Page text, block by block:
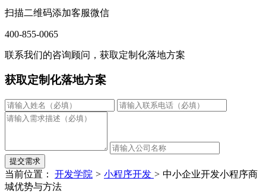
扫描二维码添加客服微信
400-855-0065
联系我们的咨询顾问，获取定制化落地方案
获取定制化落地方案
提交需求
当前位置： 开发学院 > 小程序开发 > 中小企业开发小程序商
城优势与方法